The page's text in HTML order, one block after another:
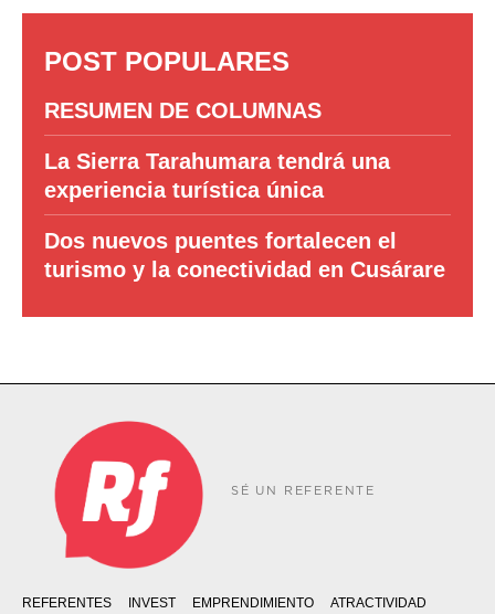
POST POPULARES
RESUMEN DE COLUMNAS
La Sierra Tarahumara tendrá una
experiencia turística única
Dos nuevos puentes fortalecen el
turismo y la conectividad en Cusárare
SÉ UN REFERENTE
REFERENTES INVEST EMPRENDIMIENTO
ATRACTIVIDAD